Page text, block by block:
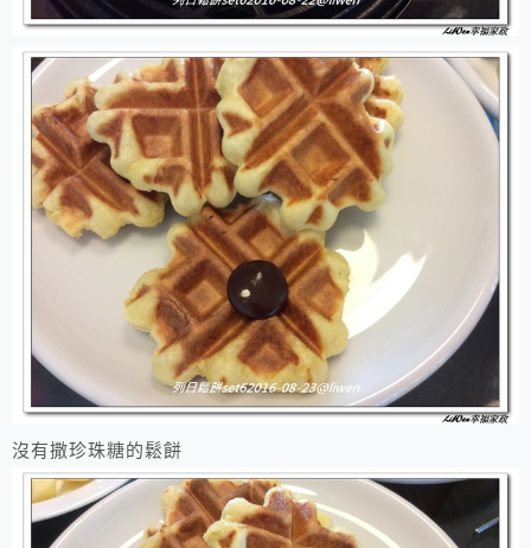
沒有撒珍珠糖的鬆餅